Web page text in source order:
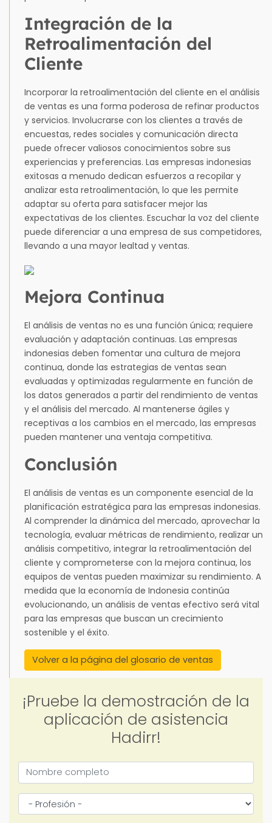
Integración de la
Retroalimentación del
Cliente
Incorporar la retroalimentación del cliente en el análisis
de ventas es una forma poderosa de refinar productos
y servicios. Involucrarse con los clientes a través de
encuestas, redes sociales y comunicación directa
puede ofrecer valiosos conocimientos sobre sus
experiencias y preferencias. Las empresas indonesias
exitosas a menudo dedican esfuerzos a recopilar y
analizar esta retroalimentación, lo que les permite
adaptar su oferta para satisfacer mejor las
expectativas de los clientes. Escuchar la voz del cliente
puede diferenciar a una empresa de sus competidores,
llevando a una mayor lealtad y ventas.
Mejora Continua
El análisis de ventas no es una función única; requiere
evaluación y adaptación continuas. Las empresas
indonesias deben fomentar una cultura de mejora
continua, donde las estrategias de ventas sean
evaluadas y optimizadas regularmente en función de
los datos generados a partir del rendimiento de ventas
y el análisis del mercado. Al mantenerse ágiles y
receptivas a los cambios en el mercado, las empresas
pueden mantener una ventaja competitiva.
Conclusión
El análisis de ventas es un componente esencial de la
planificación estratégica para las empresas indonesias.
Al comprender la dinámica del mercado, aprovechar la
tecnología, evaluar métricas de rendimiento, realizar un
análisis competitivo, integrar la retroalimentación del
cliente y comprometerse con la mejora continua, los
equipos de ventas pueden maximizar su rendimiento. A
medida que la economía de Indonesia continúa
evolucionando, un análisis de ventas efectivo será vital
para las empresas que buscan un crecimiento
sostenible y el éxito.
Volver a la página del glosario de ventas